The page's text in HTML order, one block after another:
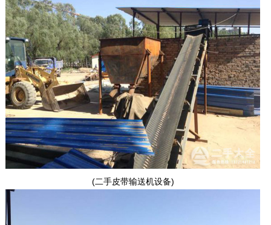
(二手皮带输送机设备)